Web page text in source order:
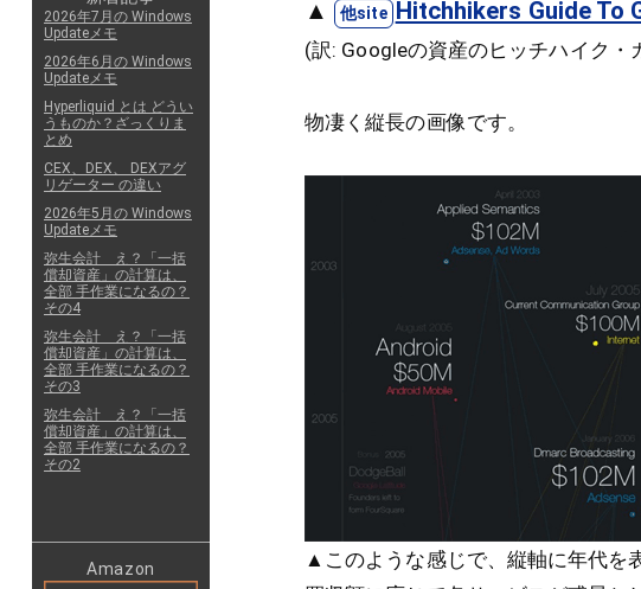
▲ Hitchhikers Guide To
(訳: Googleの資産のヒッチハイク・
物凄く縦長の画像です。
▲このような感じで、縦軸に年代を
2026年7月の Windows
Updateメモ
2026年6月の Windows
Updateメモ
Hyperliquid とは どうい
うものか？ざっくりま
とめ
CEX、DEX、 DEXアグ
リゲーター の違い
2026年5月の Windows
Updateメモ
弥生会計 え？「一括
償却資産」の計算は、
全部 手作業になるの？
その4
弥生会計 え？「一括
償却資産」の計算は、
全部 手作業になるの？
その3
弥生会計 え？「一括
償却資産」の計算は、
全部 手作業になるの？
その2
Amazon